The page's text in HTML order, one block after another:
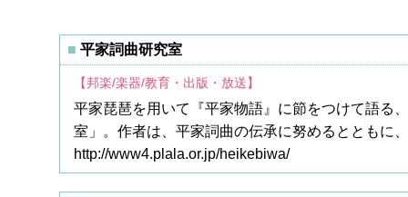
平家詞曲研究室
【邦楽/楽器/教育・出版・放送】
平家琵琶を用いて『平家物語』に節をつけて語る
室」。作者は、平家詞曲の伝承に努めるとともに
http://www4.plala.or.jp/heikebiwa/